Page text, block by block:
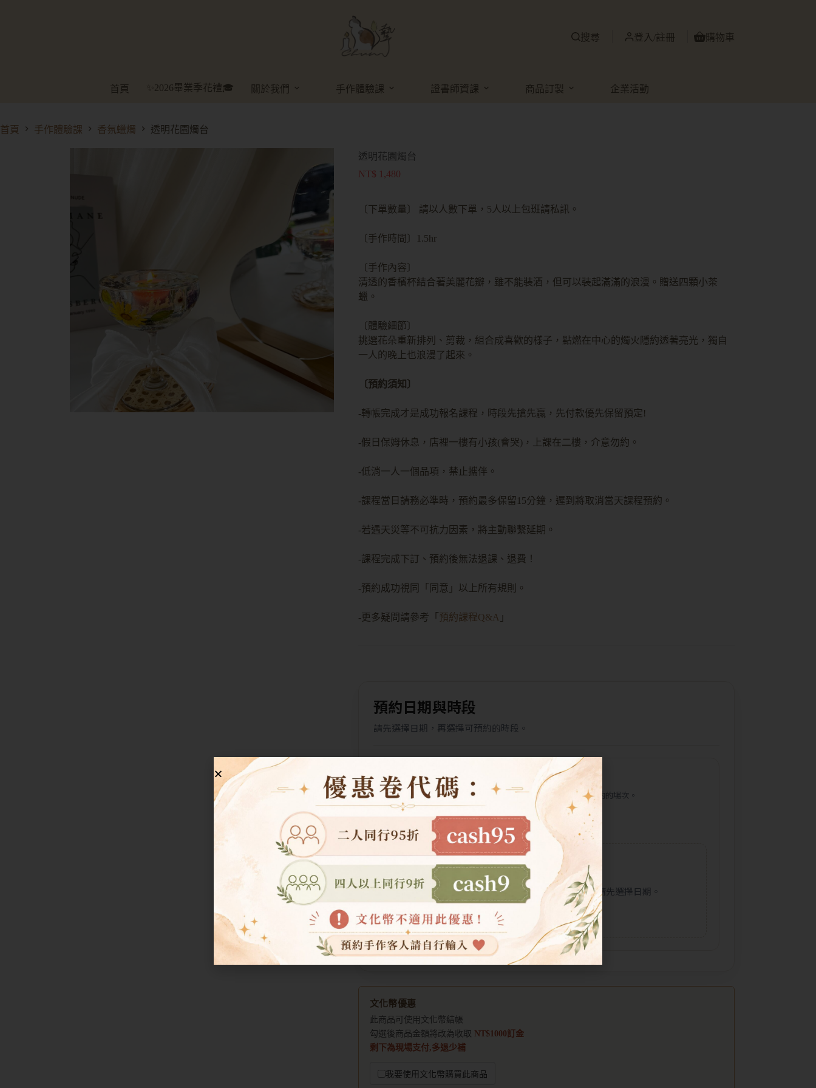
搜尋 登入/註冊 購物車
首頁 ✨2026畢業季花禮🎓 關於我們 手作體驗課 證書師資課 商品訂製 企業活動
首頁 手作體驗課 香氛蠟燭 透明花園燭台
透明花園燭台
NT$ 1,480
〔下單數量〕 請以人數下單，5人以上包班請私訊。
〔手作時間〕1.5hr
〔手作內容〕
清透的香檳杯結合著美麗花瓣，雖不能裝酒，但可以裝起滿滿的浪漫。贈送四顆小茶
蠟。
〔體驗細節〕
挑選花朵重新排列、剪裁，組合成喜歡的樣子，點燃在中心的燭火隱約透著亮光，獨自
一人的晚上也浪漫了起來。
〔預約須知〕
-轉帳完成才是成功報名課程，時段先搶先贏，先付款優先保留預定!
-假日保姆休息，店裡一樓有小孩(會哭)，上課在二樓，介意勿約。
-低消一人一個品項，禁止攜伴。
-課程當日請務必準時，預約最多保留15分鐘，遲到將取消當天課程預約。
-若遇天災等不可抗力因素，將主動聯繫延期。
-課程完成下訂、預約後無法退課、退費！
-預約成功視同「同意」以上所有規則。
-更多疑問請參考「 預約課程Q&A
預約日期與時段
請先選擇日期，再選擇可預約的時段。
選擇日期
可使用下方快速日期，或直接從日曆
挑選。
預約日期
查詢時段
目前尚未開放可預約日期。
選擇時段
請選擇希望預約的場次。
請先選擇日期。
文化幣優惠
此商品可使用文化幣結帳
勾選後商品金額將改為收取 NT$1000訂金
剩下為現場支付,多退少補
我要使用文化幣購買此商品